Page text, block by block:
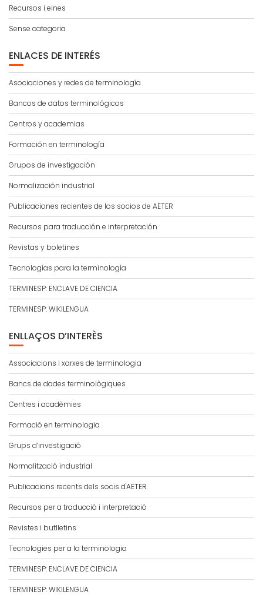
Recursos i eines
Sense categoria
ENLACES DE INTERÉS
Asociaciones y redes de terminología
Bancos de datos terminológicos
Centros y academias
Formación en terminología
Grupos de investigación
Normalización industrial
Publicaciones recientes de los socios de AETER
Recursos para traducción e interpretación
Revistas y boletines
Tecnologías para la terminología
TERMINESP: ENCLAVE DE CIENCIA
TERMINESP: WIKILENGUA
ENLLAÇOS D’INTERÈS
Associacions i xarxes de terminologia
Bancs de dades terminològiques
Centres i acadèmies
Formació en terminologia
Grups d’investigació
Normalització industrial
Publicacions recents dels socis d'AETER
Recursos per a traducció i interpretació
Revistes i butlletins
Tecnologies per a la terminologia
TERMINESP: ENCLAVE DE CIENCIA
TERMINESP: WIKILENGUA